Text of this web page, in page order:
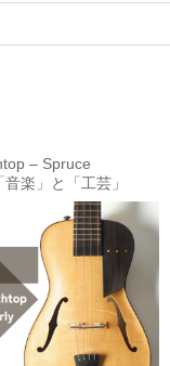
– Spruce
音楽」と「工芸」
の壁を飛び越えて
高岡店】